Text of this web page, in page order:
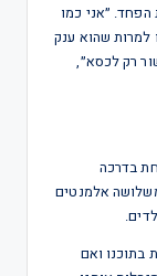
״אני כמו
למרות שהוא ענק
רק לכסא״,
בדרכה
אלמנטים
בתוכנו ואם